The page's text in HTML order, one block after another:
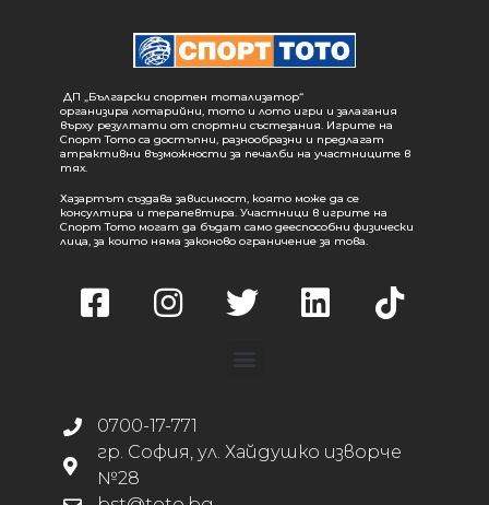
ДП „Български спортен тотализатор“
организира лотарийни, тото и лото игри и залагания
върху резултати от спортни състезания. Игрите на
Спорт Тото са достъпни, разнообразни и предлагат
атрактивни възможности за печалби на участниците в
тях.
Хазартът създава зависимост, която може да се
консултира и терапевтира. Участници в игрите на
Спорт Тото могат да бъдат само дееспособни физически
лица, за които няма законово ограничение за това.
0700-17-771
гр. София, ул. Хайдушко изворче
№28